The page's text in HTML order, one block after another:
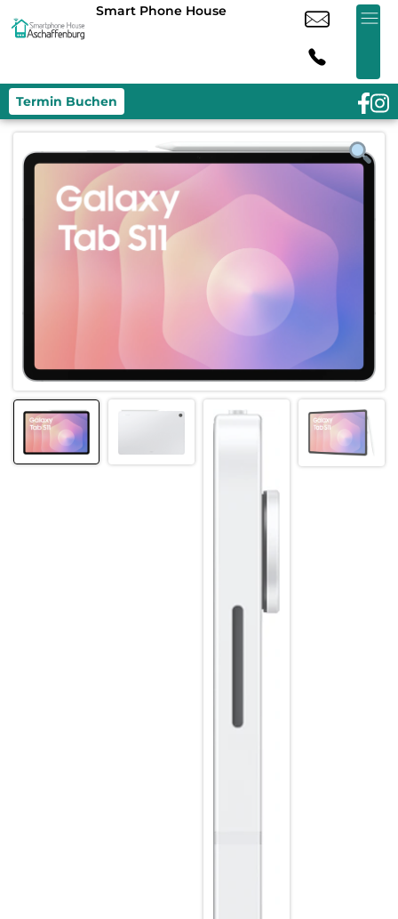
Smart Phone House
Termin Buchen